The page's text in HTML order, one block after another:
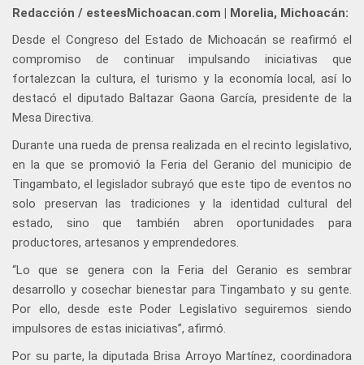
Redacción / esteesMichoacan.com | Morelia, Michoacán:
Desde el Congreso del Estado de Michoacán se reafirmó el
compromiso de continuar impulsando iniciativas que
fortalezcan la cultura, el turismo y la economía local, así lo
destacó el diputado Baltazar Gaona García, presidente de la
Mesa Directiva.
Durante una rueda de prensa realizada en el recinto legislativo,
en la que se promovió la Feria del Geranio del municipio de
Tingambato, el legislador subrayó que este tipo de eventos no
solo preservan las tradiciones y la identidad cultural del
estado, sino que también abren oportunidades para
productores, artesanos y emprendedores.
“Lo que se genera con la Feria del Geranio es sembrar
desarrollo y cosechar bienestar para Tingambato y su gente.
Por ello, desde este Poder Legislativo seguiremos siendo
impulsores de estas iniciativas”, afirmó.
Por su parte, la diputada Brisa Arroyo Martínez, coordinadora